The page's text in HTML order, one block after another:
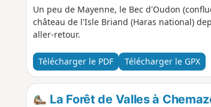
Un peu de Mayenne, le Bec d'Oudon
château de l'Isle Briand (Haras national)
aller-retour.
Télécharger le PDF Télécharger le GPX
La Forêt de Valles à